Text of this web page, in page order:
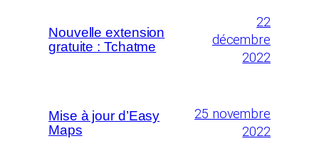
Nouvelle extension
gratuite : Tchatme
22
décembre
2022
Mise à jour d’Easy
Maps
25 novembre
2022